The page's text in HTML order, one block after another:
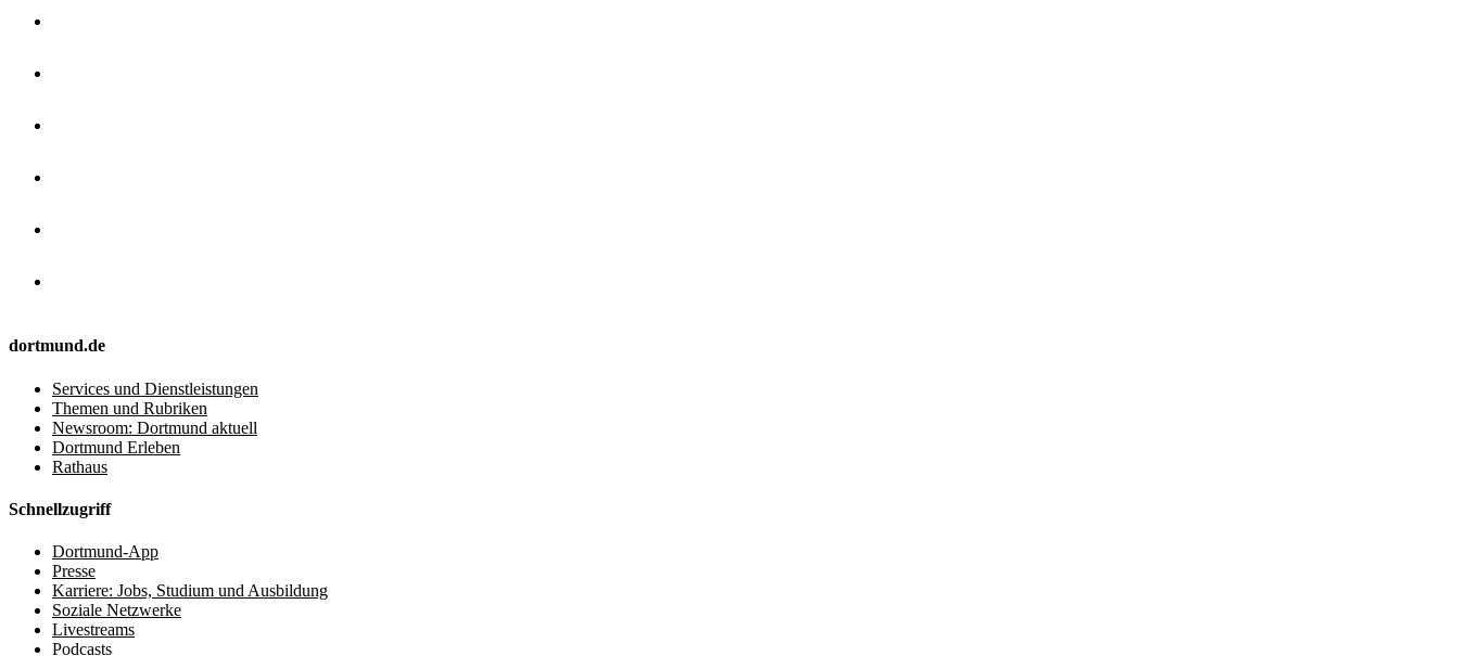
dortmund.de
Services und Dienstleistungen
Themen und Rubriken
Newsroom: Dortmund aktuell
Dortmund Erleben
Rathaus
Schnellzugriff
Dortmund-App
Presse
Karriere: Jobs, Studium und Ausbildung
Soziale Netzwerke
Livestreams
Podcasts